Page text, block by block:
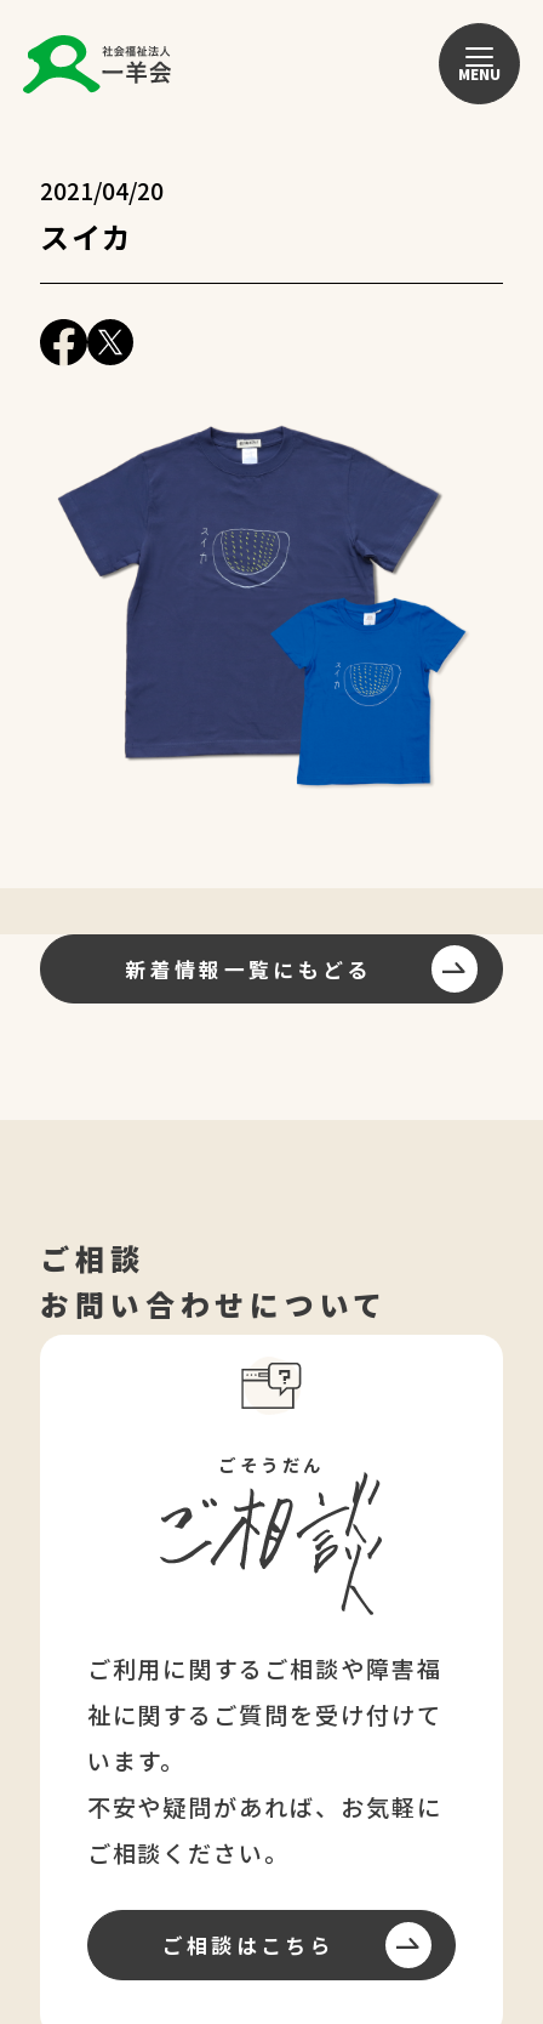
MENU
2021/04/20
スイカ
新着情報一覧にもどる
ご相談
お問い合わせについて
ごそうだん
ご利用に関するご相談や障害福
祉に関する ご質問を受け付けて
います。
不安や疑問があれば、 お気軽に
ご相談ください。
ご相談はこちら